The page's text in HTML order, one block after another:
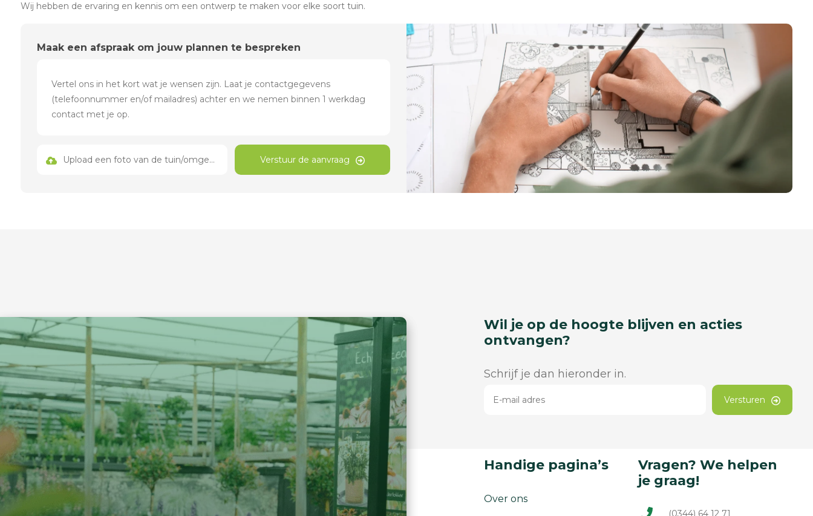
Wij hebben de ervaring en kennis om een ontwerp te maken voor elke soort tuin.
Maak een afspraak om jouw plannen te bespreken
Upload een foto van de tuin/omgeving Verstuur de aanvraag
Wil je op de hoogte blijven en acties
ontvangen?
Schrijf je dan hieronder in.
Versturen
Handige pagina’s
Over ons
Vragen? We helpen
je graag!
(0344) 64 12 71